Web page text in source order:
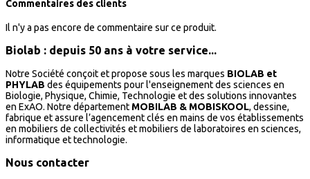
Commentaires des clients
Il n'y a pas encore de commentaire sur ce produit.
Biolab : depuis 50 ans à votre service...
Notre Société conçoit et propose sous les marques BIOLAB et
PHYLAB des équipements pour l'enseignement des sciences en
Biologie, Physique, Chimie, Technologie et des solutions innovantes
en ExAO. Notre département MOBILAB & MOBISKOOL, dessine,
fabrique et assure l’agencement clés en mains de vos établissements
en mobiliers de collectivités et mobiliers de laboratoires en sciences,
informatique et technologie.
Nous contacter